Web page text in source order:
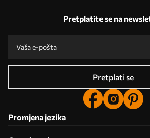
Pretplatite se na
Pretplati se
Promjena jezika